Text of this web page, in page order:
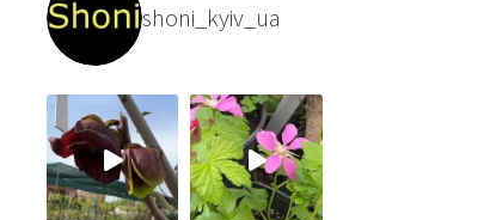
shoni_kyiv_ua